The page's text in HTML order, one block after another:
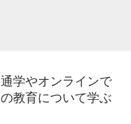
通学やオンラインで
の教育について学ぶ